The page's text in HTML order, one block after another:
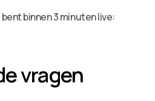
binnen 3 minuten live:
vragen